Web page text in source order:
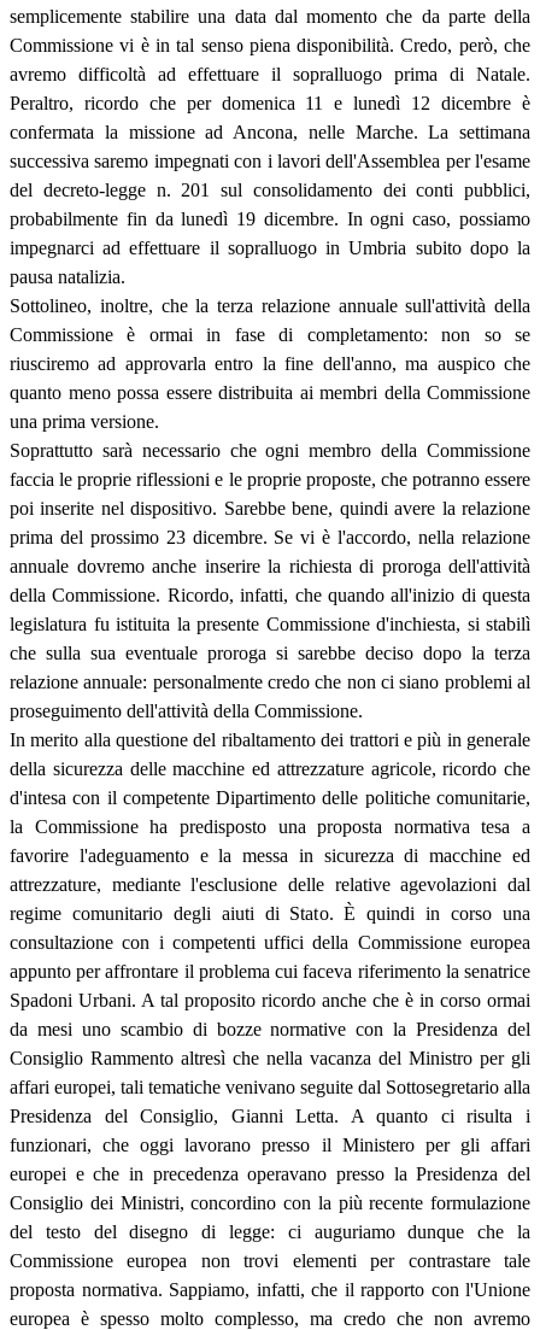
semplicemente stabilire una data dal momento che da parte della
Commissione vi è in tal senso piena disponibilità. Credo, però, che
avremo difficoltà ad effettuare il sopralluogo prima di Natale.
Peraltro, ricordo che per domenica 11 e lunedì 12 dicembre è
confermata la missione ad Ancona, nelle Marche. La settimana
successiva saremo impegnati con i lavori dell'Assemblea per l'esame
del decreto-legge n. 201 sul consolidamento dei conti pubblici,
probabilmente fin da lunedì 19 dicembre. In ogni caso, possiamo
impegnarci ad effettuare il sopralluogo in Umbria subito dopo la
pausa natalizia.
Sottolineo, inoltre, che la terza relazione annuale sull'attività della
Commissione è ormai in fase di completamento: non so se
riusciremo ad approvarla entro la fine dell'anno, ma auspico che
quanto meno possa essere distribuita ai membri della Commissione
una prima versione.
Soprattutto sarà necessario che ogni membro della Commissione
faccia le proprie riflessioni e le proprie proposte, che potranno essere
poi inserite nel dispositivo. Sarebbe bene, quindi avere la relazione
prima del prossimo 23 dicembre. Se vi è l'accordo, nella relazione
annuale dovremo anche inserire la richiesta di proroga dell'attività
della Commissione. Ricordo, infatti, che quando all'inizio di questa
legislatura fu istituita la presente Commissione d'inchiesta, si stabilì
che sulla sua eventuale proroga si sarebbe deciso dopo la terza
relazione annuale: personalmente credo che non ci siano problemi al
proseguimento dell'attività della Commissione.
In merito alla questione del ribaltamento dei trattori e più in generale
della sicurezza delle macchine ed attrezzature agricole, ricordo che
d'intesa con il competente Dipartimento delle politiche comunitarie,
la Commissione ha predisposto una proposta normativa tesa a
favorire l'adeguamento e la messa in sicurezza di macchine ed
attrezzature, mediante l'esclusione delle relative agevolazioni dal
regime comunitario degli aiuti di Stato. È quindi in corso una
consultazione con i competenti uffici della Commissione europea
appunto per affrontare il problema cui faceva riferimento la senatrice
Spadoni Urbani. A tal proposito ricordo anche che è in corso ormai
da mesi uno scambio di bozze normative con la Presidenza del
Consiglio Rammento altresì che nella vacanza del Ministro per gli
affari europei, tali tematiche venivano seguite dal Sottosegretario alla
Presidenza del Consiglio, Gianni Letta. A quanto ci risulta i
funzionari, che oggi lavorano presso il Ministero per gli affari
europei e che in precedenza operavano presso la Presidenza del
Consiglio dei Ministri, concordino con la più recente formulazione
del testo del disegno di legge: ci auguriamo dunque che la
Commissione europea non trovi elementi per contrastare tale
proposta normativa. Sappiamo, infatti, che il rapporto con l'Unione
europea è spesso molto complesso, ma credo che non avremo